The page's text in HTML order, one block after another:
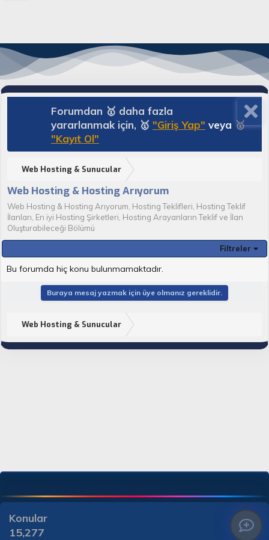
Forumdan 🥇 daha fazla
yararlanmak için, 🥇 "Giriş Yap" veya 🥇
"Kayıt Ol"
Web Hosting & Sunucular
Web Hosting & Hosting Arıyorum
Web Hosting & Hosting Arıyorum, Hosting Teklifleri, Hosting Teklif
İlanları, En iyi Hosting Şirketleri, Hosting Arayanların Teklif ve İlan
Oluşturabileceği Bölümü
Filtreler
Bu forumda hiç konu bulunmamaktadır.
Buraya mesaj yazmak için üye olmanız gereklidir.
Web Hosting & Sunucular
Konular
15,277